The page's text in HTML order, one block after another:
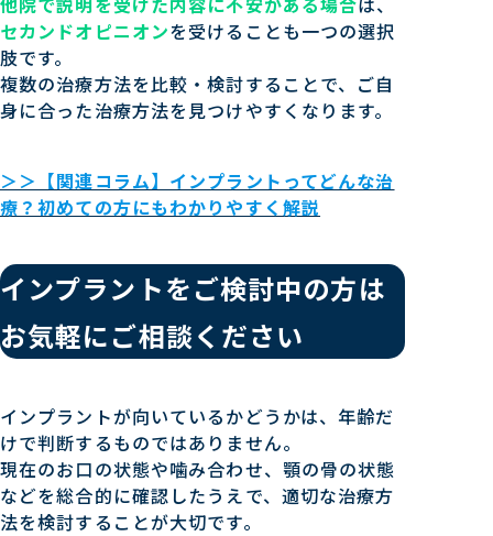
セカンドオピニオンを受けることも一つの選択
肢です。
複数の治療方法を比較・検討することで、ご自
身に合った治療方法を見つけやすくなります。
＞＞【関連コラム】インプラントってどんな治
療？初めての方にもわかりやすく解説
インプラントをご検討中の方は
お気軽にご相談ください
インプラントが向いているかどうかは、年齢だ
けで判断するものではありません。
現在のお口の状態や噛み合わせ、顎の骨の状態
などを総合的に確認したうえで、適切な治療方
法を検討することが大切です。